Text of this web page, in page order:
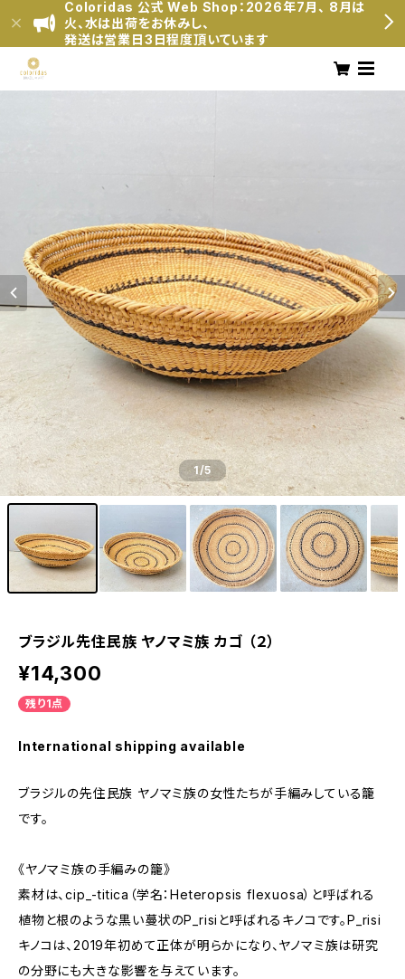
Coloridas 公式 Web Shop：2026年7月、 8月は
火、水は出荷をお休みし、
発送は営業日3日程度頂いています
1/5
ブラジル先住民族 ヤノマミ族 カゴ （２）
¥14,300
残り1点
International shipping available
ブラジルの先住民族 ヤノマミ族の女性たちが手編みしている籠
です。
《ヤノマミ族の手編みの籠》
素材は、cip_-titica（学名：Heteropsis flexuosa）と呼ばれる
植物と根のような黒い蔓状のP_risiと呼ばれるキノコです。P_risi
キノコは、2019年初めて正体が明らかになり、ヤノマミ族は研究
の分野にも大きな影響を与えています。